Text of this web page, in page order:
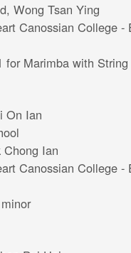
Wong Tsan Ying
Canossian College -
Marimba with String
On Ian
Ian
Canossian College -